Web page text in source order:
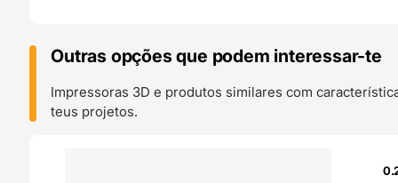
Outras opções que podem interessar-te
Impressoras 3D e produtos similares com
teus projetos.